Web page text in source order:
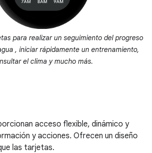
para realizar un seguimiento del progreso
, iniciar rápidamente un entrenamiento,
el clima y mucho más.
acceso flexible, dinámico y
y acciones. Ofrecen un diseño
las tarjetas.